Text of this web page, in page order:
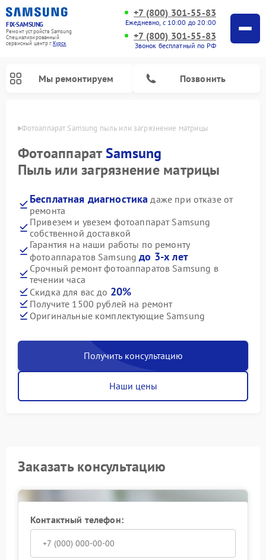
FIX-SAMSUNG
Ремонт устройств Samsung
Специализированный
cервисный центр г.Курск
+7 (800) 301-55-83
Ежедневно, с 10:00 до 20:00
+7 (800) 301-55-83
Звонок бесплатный по РФ
Мы ремонтируем Позвонить
Фотоаппарат Samsung пыль или загрязнение матрицы
ФотоаппаратSamsung
Пыль или загрязнение матрицы
Бесплатная диагностика даже при отказе от
ремонта
Привезем и увезем фотоаппарат Samsung
собственной доставкой
Гарантия на наши работы по ремонту
фотоаппаратов Samsungдо 3-х лет
Срочный ремонт фотоаппаратов Samsung в
течении часа
Скидка для вас до 20%
Получите 1500 рублей на ремонт
Оригинальные комплектующие Samsung
Получить консультацию
Наши цены
Заказать консультацию
Контактный телефон: